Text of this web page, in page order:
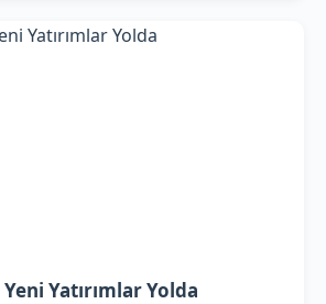
Yatırımlar Yolda